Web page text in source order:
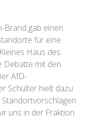
Brand gab einen
für eine
Haus des
Debatte mit den
AfD-
Schülter hielt dazu
uns in der Fraktion